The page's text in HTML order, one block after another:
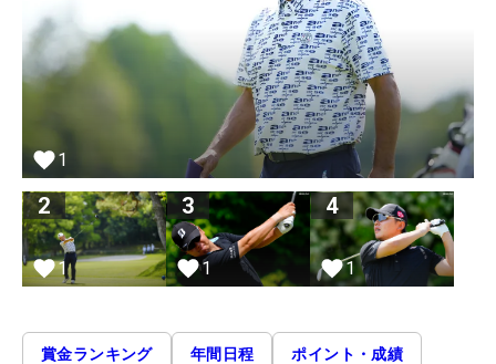
1
2
1
3
1
4
1
賞金ランキング 年間日程 ポイント・成績